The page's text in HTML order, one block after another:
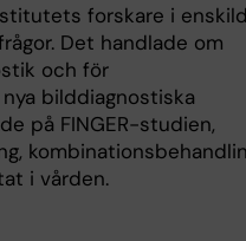
forskare i
Det handlade om
och för
bilddiagnostiska
på FINGER-studien,
i vården.